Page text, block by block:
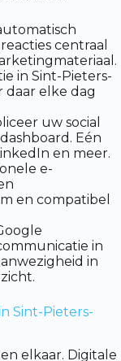
centraal
in Sint-Pieters-
elke dag
uw social
Eén
en meer.
e-
en compatibel
in
in
Sint-Pieters-
elkaar. Digitale